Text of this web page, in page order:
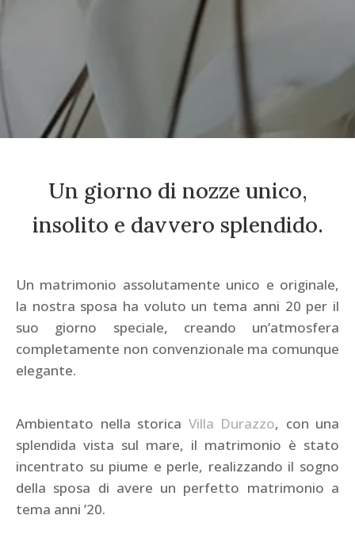
Un giorno di nozze unico,
insolito e davvero splendido.
Un matrimonio assolutamente unico e originale,
la nostra sposa ha voluto un tema anni 20 per il
suo giorno speciale, creando un’atmosfera
completamente non convenzionale ma comunque
elegante.
Ambientato nella storica Villa Durazzo, con una
splendida vista sul mare, il matrimonio è stato
incentrato su piume e perle, realizzando il sogno
della sposa di avere un perfetto matrimonio a
tema anni ’20.